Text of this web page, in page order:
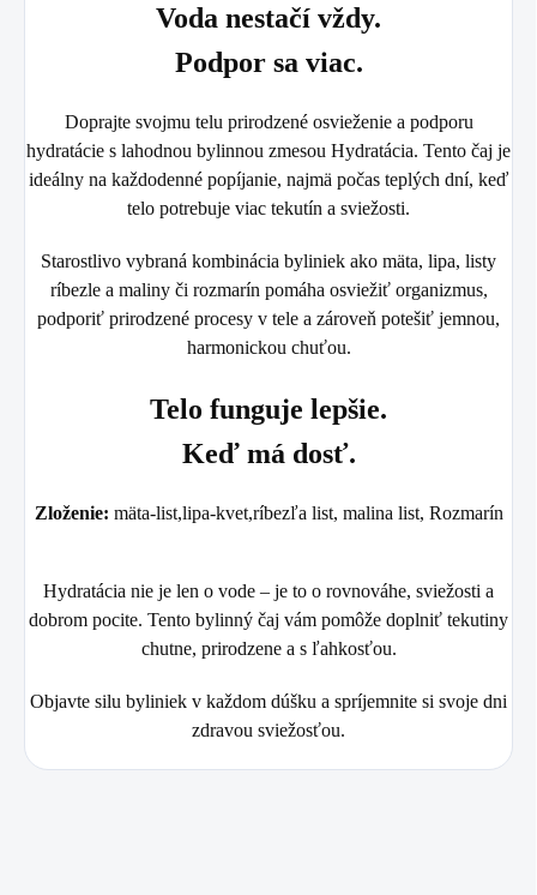
Voda nestačí vždy.
Podpor sa viac.
Doprajte svojmu telu prirodzené osvieženie a podporu
hydratácie s lahodnou bylinnou zmesou Hydratácia. Tento čaj je
ideálny na každodenné popíjanie, najmä počas teplých dní, keď
telo potrebuje viac tekutín a sviežosti.
Starostlivo vybraná kombinácia byliniek ako mäta, lipa, listy
ríbezle a maliny či rozmarín pomáha osviežiť organizmus,
podporiť prirodzené procesy v tele a zároveň potešiť jemnou,
harmonickou chuťou.
Telo funguje lepšie.
Keď má dosť.
Zloženie: mäta-list,lipa-kvet,ríbezľa list, malina list, Rozmarín
Hydratácia nie je len o vode – je to o rovnováhe, sviežosti a
dobrom pocite. Tento bylinný čaj vám pomôže doplniť tekutiny
chutne, prirodzene a s ľahkosťou.
Objavte silu byliniek v každom dúšku a spríjemnite si svoje dni
zdravou sviežosťou.